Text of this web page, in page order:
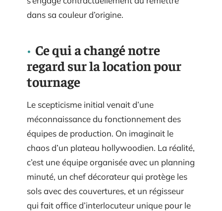
dans sa couleur d’origine.
Ce qui a changé notre
regard sur la location pour
tournage
Le scepticisme initial venait d’une
méconnaissance du fonctionnement des
équipes de production. On imaginait le
chaos d’un plateau hollywoodien. La réalité,
c’est une équipe organisée avec un planning
minuté, un chef décorateur qui protège les
sols avec des couvertures, et un régisseur
qui fait office d’interlocuteur unique pour le